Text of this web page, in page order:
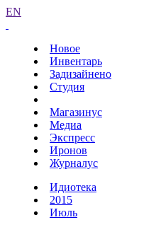
EN
Новое
Инвентарь
Задизайнено
Студия
Магазинус
Медиа
Экспресс
Иронов
Журналус
Идиотека
2015
Июль